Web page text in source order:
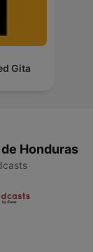
Gita
Honduras